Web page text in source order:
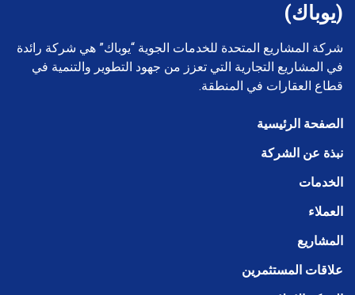
(يوباك)
شركة المشاريع المتحدة للخدمات الجوية “يوباك” هي شركة رائدة
في المشاريع التجارية التي تعزز من جهود التطوير والتنمية في
قطاع العقارات في المنطقة.
الصفحة الرئيسية
نبذة عن الشركة
الخدمات
العملاء
المشاريع
علاقات المستثمرين